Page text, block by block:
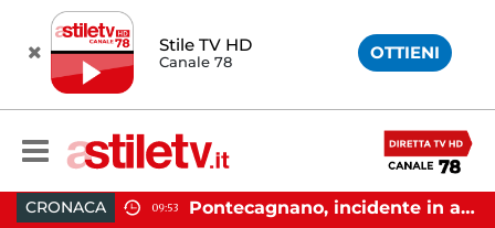
Stile TV HD
Canale 78 OTTIENI
CRONACA 09:53 Pontecagnano, incidente in autostrada: 5 giovani feriti